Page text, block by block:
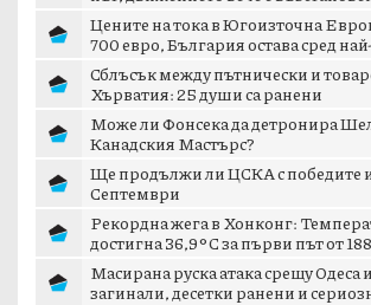
Цените на тока в Югоизточна
700 евро, България остава сред
Сблъсък между пътнически и
Хърватия: 25 души са ранени
Може ли Фонсека да детронира
Канадския Мастърс?
Ще продължи ли ЦСКА с победите
Септември
Рекордна жега в Хонконг:
достигна 36,9°C за първи път от
Масирана руска атака срещу
загинали, десетки ранени и